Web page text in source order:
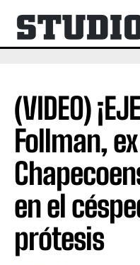
(VIDEO)
Follman,
en el
prótesis